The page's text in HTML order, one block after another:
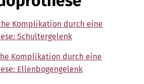
Komplikation durch eine
Schultergelenk
Komplikation durch eine
Ellenbogengelenk